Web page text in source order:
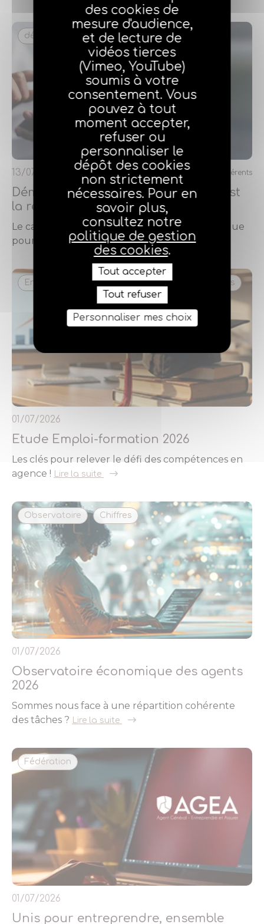
démarchage
13/07/2026 Réservé aux adhérents
Démarchage téléphonique : où en est
la réforme ?
Le cadre juridique du démarchage téléphonique
poursuit son évolution.Lire la suite
Enquête Formation Ressources humaines
01/07/2026
Etude Emploi-formation 2026
Les clés pour relever le défi des compétences en
agence !
Lire la suite
Observatoire Chiffres
01/07/2026
Observatoire économique des agents
2026
Sommes nous face à une répartition cohérente
des tâches ? Lire la suite
Fédération
01/07/2026
Unis pour entreprendre, ensemble
des cookies de
mesure d'audience,
et de lecture de
vidéos tierces
(Vimeo, YouTube)
soumis à votre
consentement. Vous
pouvez à tout
moment accepter,
refuser ou
personnaliser le
dépôt des cookies
non strictement
nécessaires. Pour en
savoir plus,
consultez notre
politique de gestion
des cookies.
Tout accepter
Tout refuser
Personnaliser mes choix